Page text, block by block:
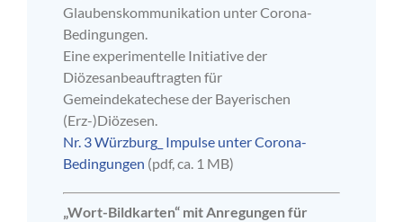
Glaubenskommunikation unter Corona-
Bedingungen.
Eine experimentelle Initiative der
Diözesanbeauftragten für
Gemeindekatechese der Bayerischen
(Erz-)Diözesen.
Nr. 3 Würzburg_ Impulse unter Corona-
Bedingungen (pdf, ca. 1 MB)
„Wort-Bildkarten“ mit Anregungen für